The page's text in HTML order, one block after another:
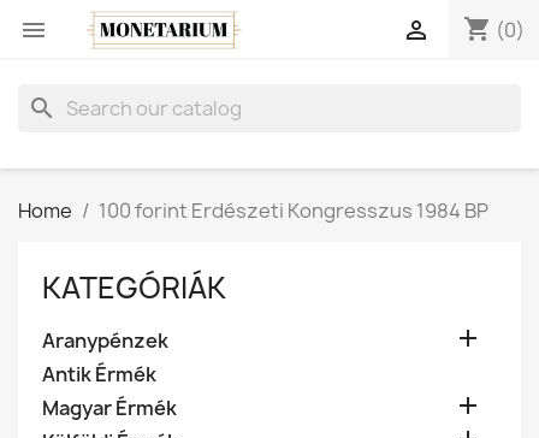
 shopping_cart (0)

search
Home 100 forint Erdészeti Kongresszus 1984 BP
KATEGÓRIÁK
Aranypénzek 
Antik Érmék
Magyar Érmék
